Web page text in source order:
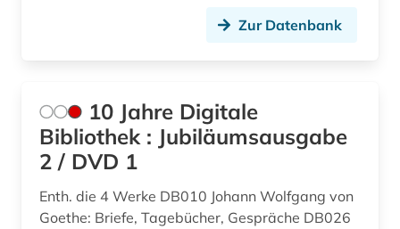
atlas (4)
audiobibel (1)
aufklärung (4)
augustinus (2)
Russland, Sowjetunion (4)
Saarland (1)
Sachsen-Anhalt (2)
Schweden (3)
Zur Datenbank
10 Jahre Digitale
Bibliothek : Jubiläumsausgabe
2 / DVD 1
Enth. die 4 Werke DB010 Johann Wolfgang von
Goethe: Briefe, Tagebücher, Gespräche DB026